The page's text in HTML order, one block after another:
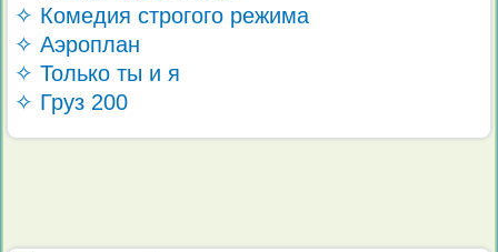
✧ Комедия строгого режима
✧ Аэроплан
✧ Только ты и я
✧ Груз 200